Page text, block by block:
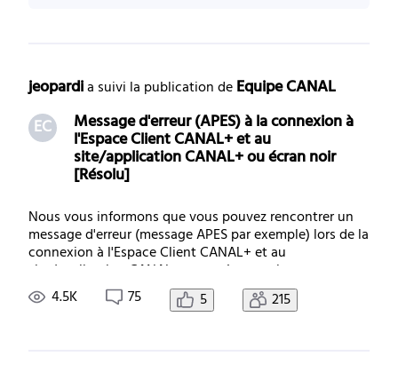
jeopardi a suivi la publication de Equipe CANAL
EC
Message d'erreur (APES) à la connexion à
l'Espace Client CANAL+ et au
site/application CANAL+ ou écran noir
[Résolu]
Nous vous informons que vous pouvez rencontrer un
message d'erreur (message APES par exemple) lors de la
connexion à l'Espace Client CANAL+ et au
site/application CANAL+ ou un écran noir.
Contournement provisoire : si vous en avez la
possibilité, nous vous invitons à faire un test en 4G/5G.
4.5K 75 5 215